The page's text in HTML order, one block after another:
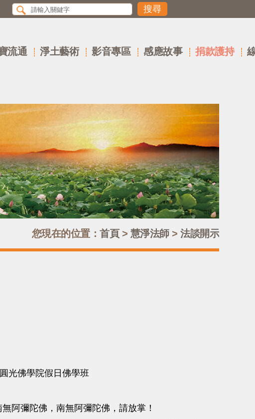
流通 淨土藝術 影音專區 感應故事 捐款護持
您現在的位置： 首頁> 慧淨法師> 法談開示
光佛學院假日佛學班
彌陀佛，南無阿彌陀佛，請放掌！